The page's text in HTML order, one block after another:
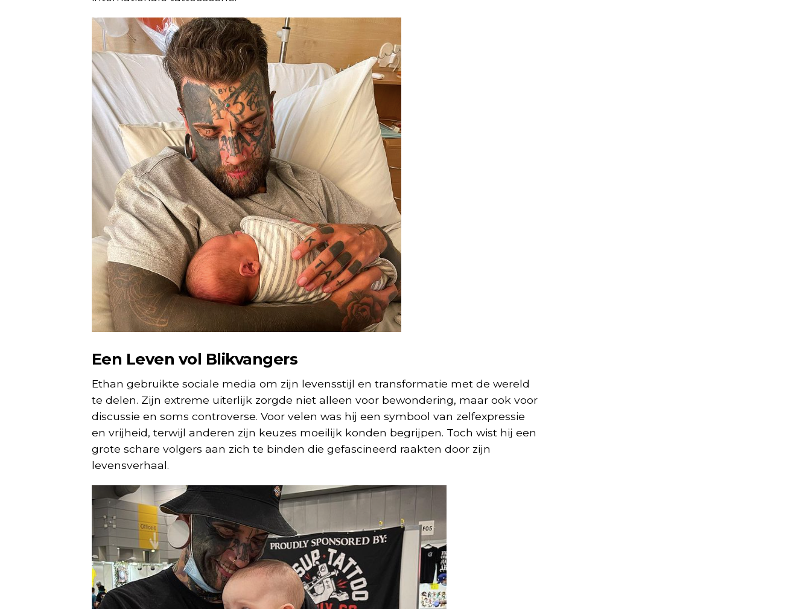
Een Leven vol Blikvangers
Ethan gebruikte sociale media om zijn levensstijl en transformatie met de wereld
te delen. Zijn extreme uiterlijk zorgde niet alleen voor bewondering, maar ook voor
discussie en soms controverse. Voor velen was hij een symbool van zelfexpressie
en vrijheid, terwijl anderen zijn keuzes moeilijk konden begrijpen. Toch wist hij een
grote schare volgers aan zich te binden die gefascineerd raakten door zijn
levensverhaal.